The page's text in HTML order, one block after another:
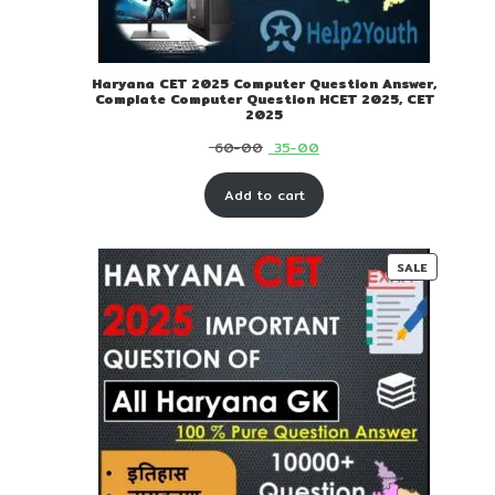
Haryana CET 2025 Computer Question Answer,
Complate Computer Question HCET 2025, CET
2025
60-00 Original
price
was:
00.
35-00Current
price
is:
00.
Add to cart
SALE
ON